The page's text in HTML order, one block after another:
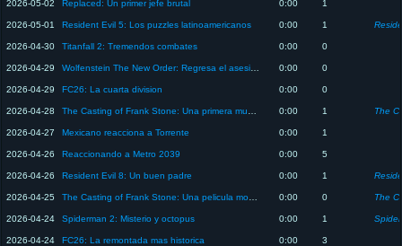
2026-05-02 Replaced: Un primer jefe brutal 0:00 1
2026-05-01 Resident Evil 5: Los puzzles latinoamericanos 0:00 1
2026-04-30 Titanfall 2: Tremendos combates 0:00 0
2026-04-29 0:00 0
2026-04-29 FC26: La cuarta division 0:00 0
2026-04-28 0:00 1 The
2026-04-27 Mexicano reacciona a Torrente 0:00 1
2026-04-26 Reaccionando a Metro 2039 0:00 5
2026-04-26 Resident Evil 8: Un buen padre 0:00 1
2026-04-25 0:00 0 The
2026-04-24 Spiderman 2: Misterio y octopus 0:00 1
2026-04-24 FC26: La remontada mas historica 0:00 3